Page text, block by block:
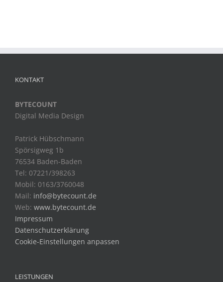
KONTAKT
BYTECOUNT
Digital Media Design
Patrick Hübschmann
Spörsigweg 1b
76534 Baden-Baden
Tel: 07221/398263
Mobil: 0163/3760048
Mail: info@bytecount.de
Web: www.bytecount.de
Impressum
Datenschutzerklärung
Cookie-Einstellungen anpassen
LEISTUNGEN